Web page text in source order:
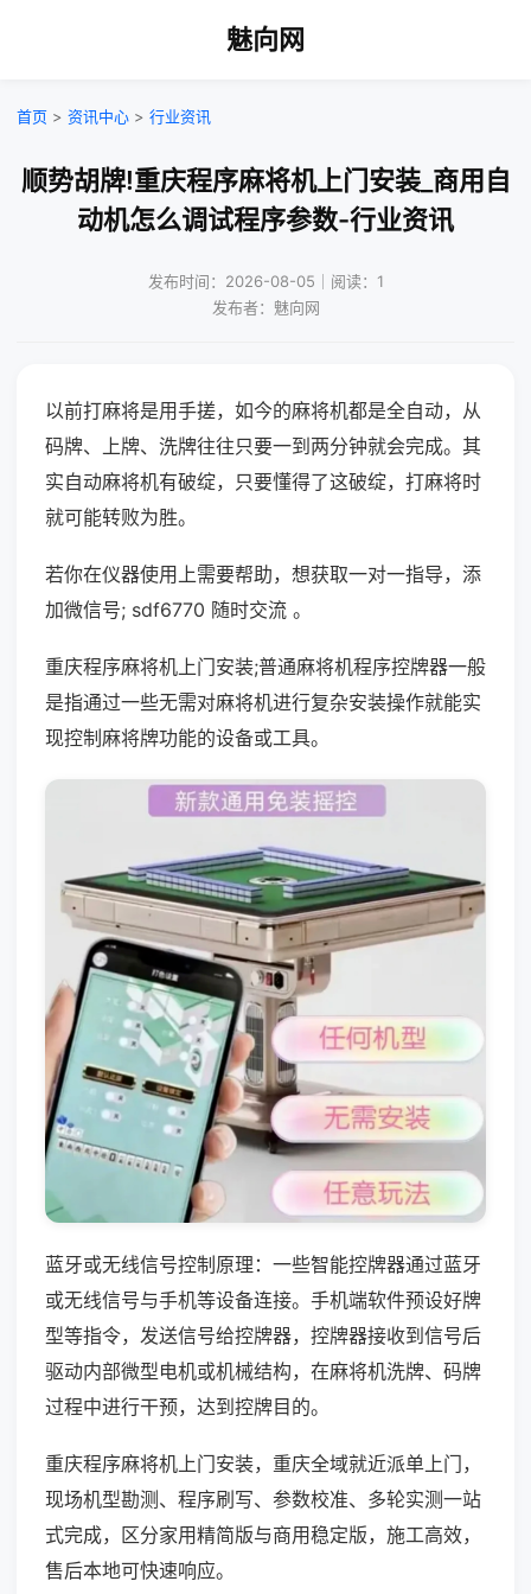
魅向网
首页 > 资讯中心 > 行业资讯
顺势胡牌!重庆程序麻将机上门安装_商用自
动机怎么调试程序参数-行业资讯
发布时间：2026-08-05｜阅读：1
发布者：魅向网
以前打麻将是用手搓，如今的麻将机都是全自动，从
码牌、上牌、洗牌往往只要一到两分钟就会完成。其
实自动麻将机有破绽，只要懂得了这破绽，打麻将时
就可能转败为胜。
若你在仪器使用上需要帮助，想获取一对一指导，添
加微信号; sdf6770 随时交流 。
重庆程序麻将机上门安装;普通麻将机程序控牌器一般
是指通过一些无需对麻将机进行复杂安装操作就能实
现控制麻将牌功能的设备或工具。
蓝牙或无线信号控制原理：一些智能控牌器通过蓝牙
或无线信号与手机等设备连接。手机端软件预设好牌
型等指令，发送信号给控牌器，控牌器接收到信号后
驱动内部微型电机或机械结构，在麻将机洗牌、码牌
过程中进行干预，达到控牌目的。
重庆程序麻将机上门安装，重庆全域就近派单上门，
现场机型勘测、程序刷写、参数校准、多轮实测一站
式完成，区分家用精简版与商用稳定版，施工高效，
售后本地可快速响应。